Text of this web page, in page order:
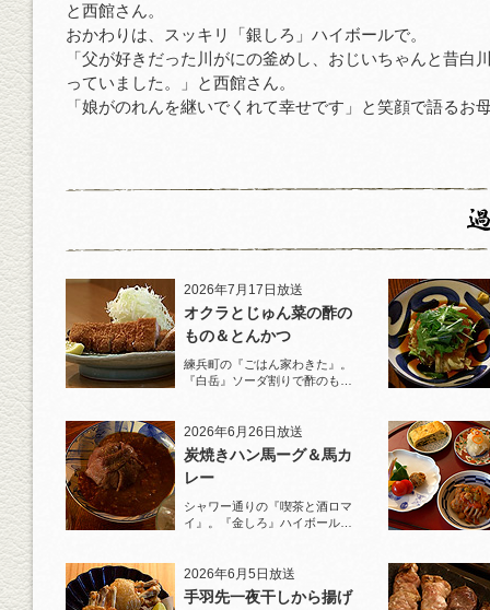
と西館さん。
おかわりは、スッキリ「銀しろ」ハイボールで。
「父が好きだった川がにの釜めし、おじいちゃんと昔白
っていました。」と西館さん。
「娘がのれんを継いでくれて幸せです」と笑顔で語るお
2026年7月17日放送
オクラとじゅん菜の酢の
もの＆とんかつ
練兵町の『ごはん家わきた』。
『白岳』ソーダ割りで酢のもの
2026年6月26日放送
炭焼きハン馬ーグ＆馬カ
レー
シャワー通りの『喫茶と酒ロマ
イ』。『金しろ』ハイボールで
2026年6月5日放送
手羽先一夜干しから揚げ